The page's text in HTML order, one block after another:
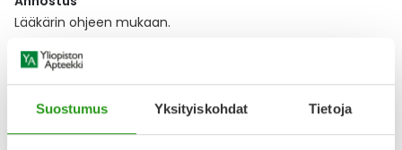
Suostumus Yksityiskohdat Tietoja
Lääkärin ohjeen mukaan.
Lääkkeen ottaminen
Tabletit niellään runsaan nestee
Näytä koko kuvaus